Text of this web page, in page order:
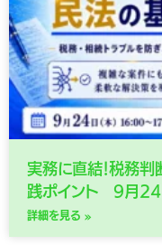
実務に直結！税務
践ポイント 9月24
詳細を見る »